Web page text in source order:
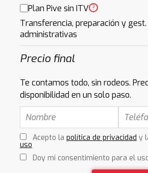
Plan Pive sin ITV ?
Transferencia, preparación y gest.
administrativas
Precio final
Te contamos todo, sin rodeos.
disponibilidad en un solo paso.
Acepto la política de privacidad y
uso
Doy mi consentimiento para el